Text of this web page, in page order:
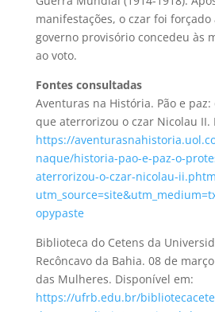
manifestações, o czar foi
governo provisório concedeu às
ao voto.
Fontes consultadas
Aventuras na História. Pão e
que aterrorizou o czar Nicolau II.
https://
naque/historia-pao-e-paz-o-
aterrorizou-o-czar-nicolau-
opypaste
Biblioteca do Cetens da
Recôncavo da Bahia. 08 de
das Mulheres. Disponível em:
https://ufrb.edu.br/